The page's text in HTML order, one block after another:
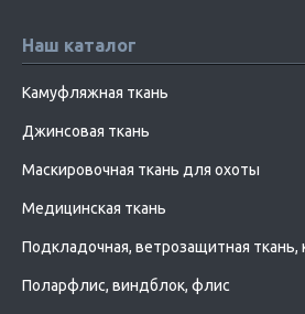
Наш каталог
Камуфляжная ткань
Джинсовая ткань
Маскировочная ткань для охоты
Медицинская ткань
Подкладочная, ветрозащитная ткань,
Поларфлис, виндблок, флис